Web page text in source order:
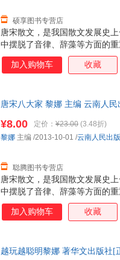
唐宋散文，是我国散文发展史
中摆脱了音律、辞藻等方面的
出随势而异、新颖的散文艺术
豹，了解唐宋散文的价值，并
硕享图书专营店
加入购物车 收藏
唐宋八大家 黎娜 主编 云南人
唐宋散文，是我国散文发展史
中摆脱了音律、辞藻等方面的
出随势而异、新颖的散文艺术
豹，了解唐宋散文的价值，并
¥8.00 定价： ¥23.00 (3.48折)
聪腾图书专营店
黎娜 主编 /2013-10-01 /云南人民出
加入购物车 收藏
越玩越聪明黎娜 著华文出版社